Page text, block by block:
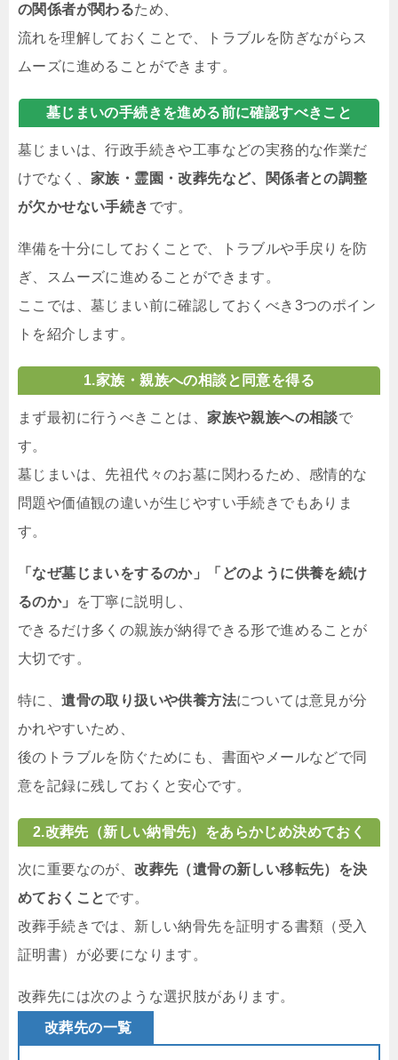
の関係者が関わるため、
流れを理解しておくことで、トラブルを防ぎながらス
ムーズに進めることができます。
墓じまいの手続きを進める前に確認すべきこと
墓じまいは、行政手続きや工事などの実務的な作業だ
けでなく、 家族・ 霊園 ・改葬先など、関係者との調整
が欠かせない手続き です。
準備を十分にしておくことで、トラブルや手戻りを防
ぎ、スムーズに進めることができます。
ここでは、墓じまい前に確認しておくべき3つのポイン
トを紹介します。
1.家族・親族への相談と同意を得る
まず最初に行うべきことは、 家族や親族への相談で
す。
墓じまいは、先祖代々のお墓に関わるため、感情的な
問題や価値観の違いが生じやすい手続きでもありま
す。
「なぜ墓じまいをするのか」「どのように供養を続け
るのか」
を丁寧に説明し、
できるだけ多くの親族が納得できる形で進めることが
大切です。
特に、遺骨の取り扱いや供養方法については意見が分
かれやすいため、
後のトラブルを防ぐためにも、書面やメールなどで同
意を記録に残しておくと安心です。
2.改葬先（新しい納骨先）をあらかじめ決めておく
次に重要なのが、改葬先（遺骨の新しい移転先）を決
めておくことです。
改葬手続きでは、新しい納骨先を証明する書類（受入
証明書）が必要になります。
改葬先には次のような選択肢があります。
改葬先の一覧